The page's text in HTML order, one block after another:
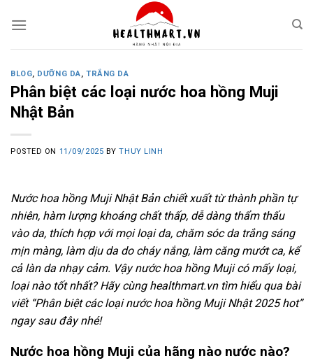
BLOG, DƯỠNG DA, TRẮNG DA
Phân biệt các loại nước hoa hồng Muji
Nhật Bản
POSTED ON 11/09/2025 BYTHUY LINH
Nước hoa hồng Muji Nhật Bản chiết xuất từ thành phần tự
nhiên, hàm lượng khoáng chất thấp, dễ dàng thẩm thấu
vào da, thích hợp với mọi loại da, chăm sóc da trắng sáng
mịn màng, làm dịu da do cháy nắng, làm căng mướt ca, kể
cả làn da nhạy cảm. Vậy nước hoa hồng Muji có mấy loại,
loại nào tốt nhất? Hãy cùng healthmart.vn tìm hiểu qua bài
viết “Phân biệt các loại nước hoa hồng Muji Nhật 2025 hot”
ngay sau đây nhé!
Nước hoa hồng Muji của hãng nào nước nào?